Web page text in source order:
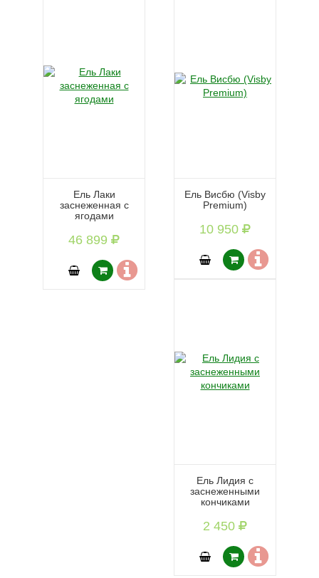
Ель Лаки
заснеженная с
ягодами
46 899
Ель Висбю (Visby
Premium)
10 950
Ель Лидия с
заснеженными
кончиками
2 450